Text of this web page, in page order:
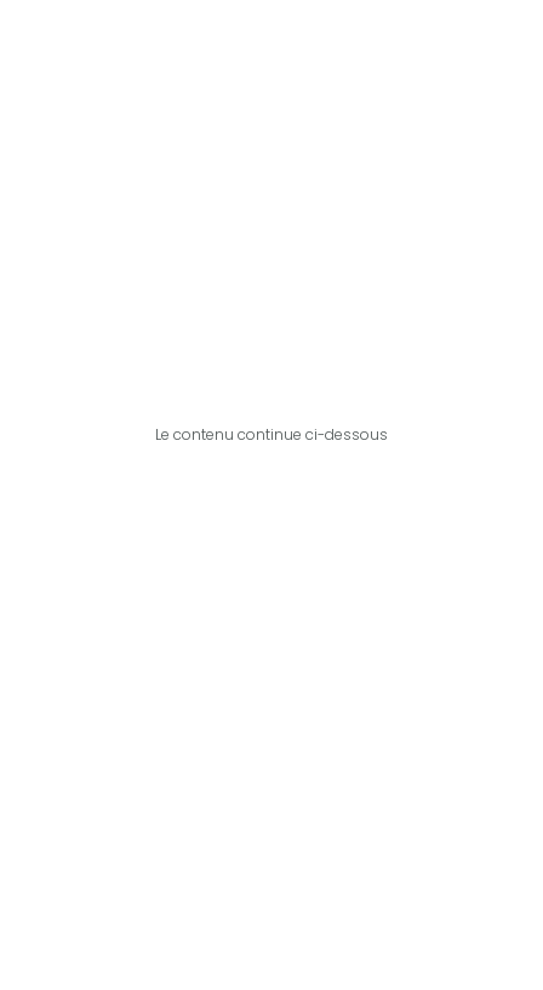
Le contenu continue ci-dessous